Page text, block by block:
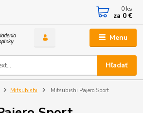
Menu
Hľadať
0 ks
za 0 €
Mitsubishi Mitsubishi Pajero Sport